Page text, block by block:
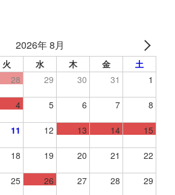
2026年 8月
火 水 木 金
土
28 29 30 31 1
4 5 6 7 8
11 12 13 14 15
18 19 20 21 22
25 26 27 28 29